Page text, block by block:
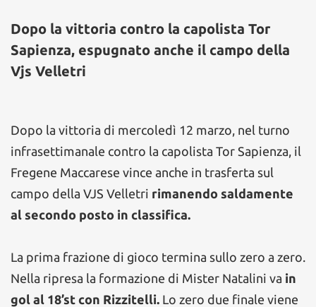
Dopo la vittoria contro la capolista Tor
Sapienza, espugnato anche il campo della
Vjs Velletri
Dopo la vittoria di mercoledì 12 marzo, nel turno
infrasettimanale contro la capolista Tor Sapienza, il
Fregene Maccarese vince anche in trasferta sul
campo della VJS Velletri rimanendo saldamente
al secondo posto in classifica.
La prima frazione di gioco termina sullo zero a zero.
Nella ripresa la formazione di Mister Natalini va in
gol al 18’st con Rizzitelli. Lo zero due finale viene